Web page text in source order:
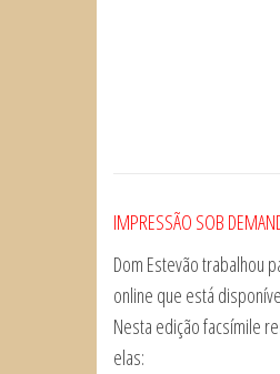
IMPRESSÃO SOB
Dom Estevão trabalhou
online que está
Nesta edição facsímile
elas: